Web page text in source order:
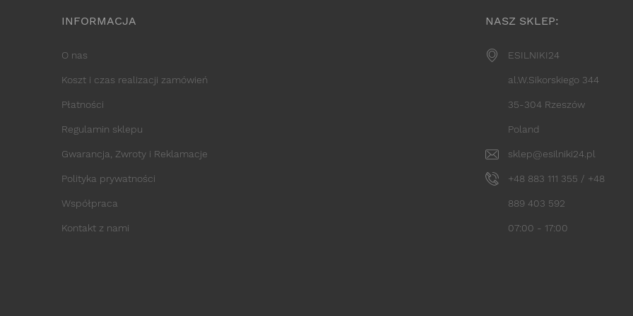
INFORMACJA
O nas
Koszt i czas realizacji zamówień
Płatności
Regulamin sklepu
Gwarancja, Zwroty i Reklamacje
Polityka prywatności
Współpraca
Kontakt z nami
NASZ SKLEP:
ESILNIKI24
al.W.Sikorskiego 344
35-304 Rzeszów
Poland
sklep@esilniki24.pl
+48 883 111 355 / +48
889 403 592
07:00 - 17:00